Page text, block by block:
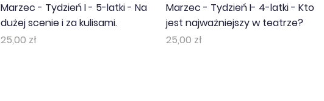
Marzec - Tydzień I - 5-latki - Na
dużej scenie i za kulisami.
Cena
25,00 zł
Marzec - Tydzień I- 4-latki - Kto
jest najważniejszy w teatrze?
Cena
25,00 zł